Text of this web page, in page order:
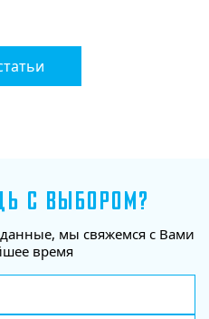
С ВЫБОРОМ?
мы свяжемся с Вами
время